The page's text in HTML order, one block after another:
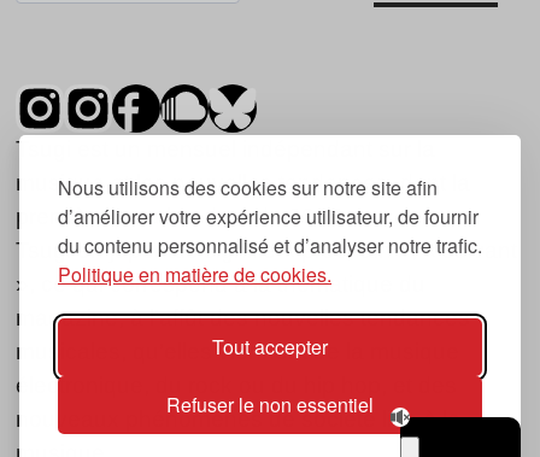
Nous utilisons des cookies sur notre site afin
d’améliorer votre expérience utilisateur, de fournir
du contenu personnalisé et d’analyser notre trafic.
Politique en matière de cookies.
Tout accepter
Refuser le non essentiel
Tsugi est un mensuel indépendant sur la
musique et les nouvelles tendances, dont la
première parution date de 2007.
Tsugi en japonais signifie « prochain », « suivant
», ce qui correspond à la thématique du
magazine, à l’affût des nouvelles tendances
musicales, qu’elles viennent de la musique
électronique, du rock ou du hip hop, et des
nouveaux phénomènes de société liés à la